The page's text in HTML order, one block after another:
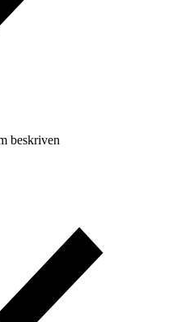
beskriven